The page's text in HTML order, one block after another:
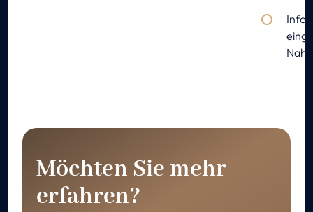
Möchten Sie mehr
erfahren?